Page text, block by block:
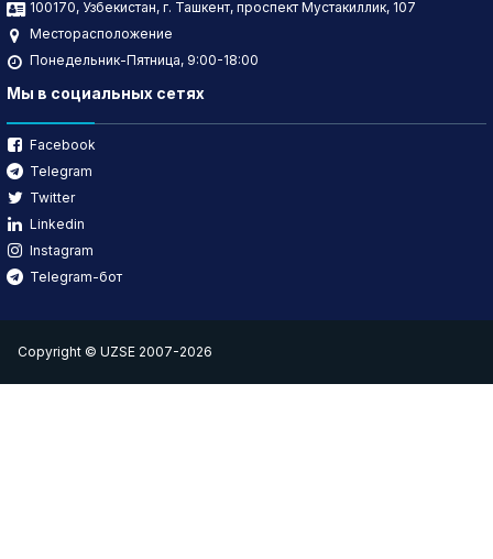
100170, Узбекистан, г. Ташкент, проспект Мустакиллик, 107
Месторасположение
Понедельник-Пятница, 9:00-18:00
Мы в социальных сетях
Facebook
Telegram
Twitter
Linkedin
Instagram
Telegram-бот
Copyright © UZSE 2007-2026